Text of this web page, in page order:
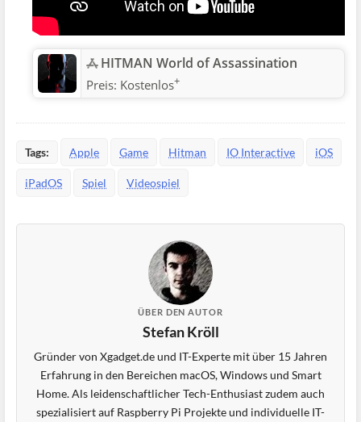
‎HITMAN World of Assassination
Preis: Kostenlos+
Tags: Apple Game Hitman IO Interactive iOS
iPadOS Spiel Videospiel
ÜBER DEN AUTOR
Stefan Kröll
Gründer von Xgadget.de und IT-Experte mit über 15 Jahren
Erfahrung in den Bereichen macOS, Windows und Smart
Home. Als leidenschaftlicher Tech-Enthusiast zudem auch
spezialisiert auf Raspberry Pi Projekte und individuelle IT-